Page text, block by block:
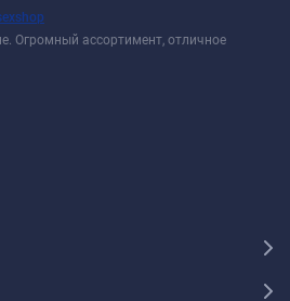
Огромный ассортимент, отличное